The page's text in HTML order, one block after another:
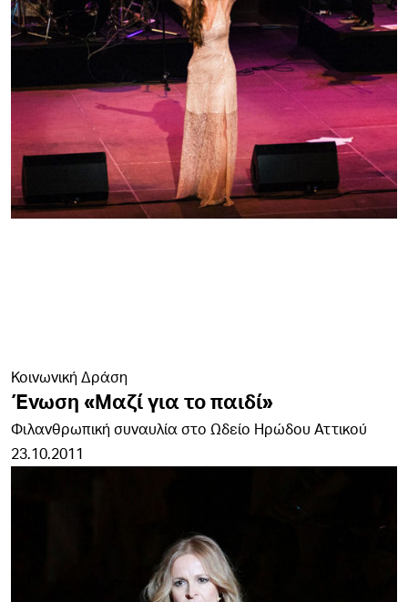
Κοινωνική Δράση
Ένωση «Μαζί για το παιδί»
Φιλανθρωπική συναυλία στο Ωδείο Ηρώδου Αττικού
23.10.2011